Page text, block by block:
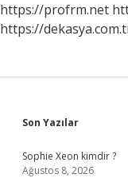
https://profrm.net
https://
Sidebar
Son Yazılar
Sophie Xeon kimdir ?
Ağustos 8, 2026